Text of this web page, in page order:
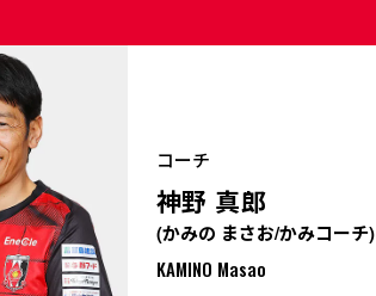
コーチ
神野 真郎
(かみの まさお/かみコーチ)
KAMINO Masao